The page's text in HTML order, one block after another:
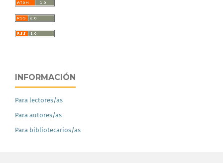
INFORMACIÓN
Para lectores/as
Para autores/as
Para bibliotecarios/as